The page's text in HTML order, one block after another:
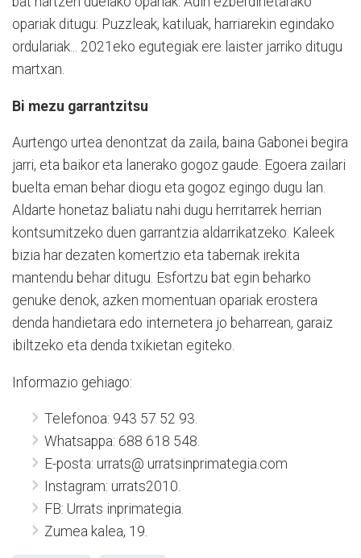
opariak ditugu: Puzzleak, katiluak, harriarekin egindako
ordulariak... 2021eko egutegiak ere laister jarriko ditugu
martxan.
Bi mezu garrantzitsu
Aurtengo urtea denontzat da zaila, baina Gabonei begira
jarri, eta baikor eta lanerako gogoz gaude. Egoera zailari
buelta eman behar diogu eta gogoz egingo dugu lan.
Aldarte honetaz baliatu nahi dugu herritarrek herrian
kontsumitzeko duen garrantzia aldarrikatzeko. Kaleek
bizia har dezaten komertzio eta tabernak irekita
mantendu behar ditugu. Esfortzu bat egin beharko
genuke denok, azken momentuan opariak erostera
denda handietara edo internetera jo beharrean, garaiz
ibiltzeko eta denda txikietan egiteko.
Informazio gehiago:
Telefonoa: 943 57 52 93.
Whatsappa: 688 618 548.
E-posta: urrats@ urratsinprimategia.com
Instagram: urrats2010.
FB: Urrats inprimategia.
Zumea kalea, 19.